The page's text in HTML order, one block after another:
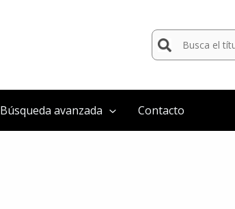
Buscar
por:
Búsqueda avanzada Contacto